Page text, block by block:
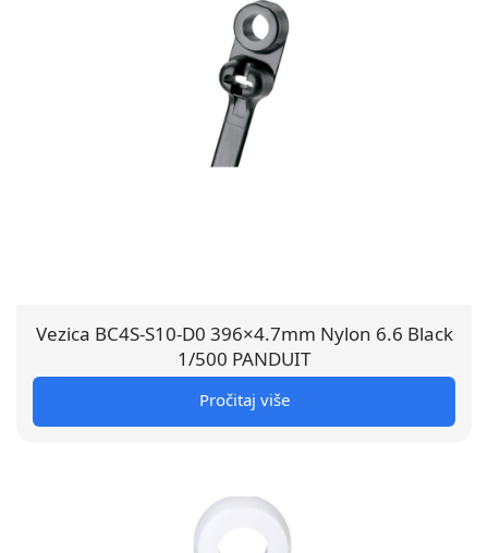
Vezica BC4S-S10-D0 396×4.7mm Nylon 6.6 Black
1/500 PANDUIT
Pročitaj više